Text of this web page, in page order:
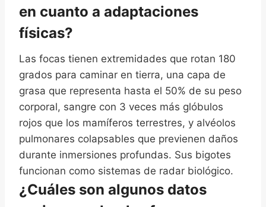
en cuanto a adaptaciones
físicas?
Las focas tienen extremidades que rotan 180
grados para caminar en tierra, una capa de
grasa que representa hasta el 50% de su peso
corporal, sangre con 3 veces más glóbulos
rojos que los mamíferos terrestres, y alvéolos
pulmonares colapsables que previenen daños
durante inmersiones profundas. Sus bigotes
funcionan como sistemas de radar biológico.
¿Cuáles son algunos datos